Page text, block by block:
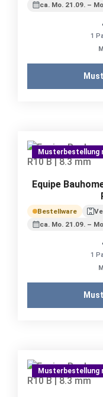
ca. Mo. 21.09. –
1
Musterbestellung
Equipe
Bestellware
ca. Mo. 21.09. –
1
Musterbestellung